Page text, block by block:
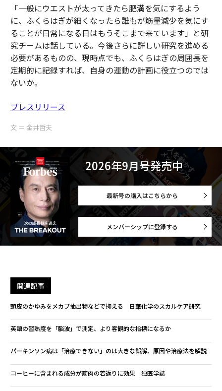
「一般にウエストが太ってきたら肥満を気にするよう
に、ふくらはぎが細くなったら誰もが筋量減少を気にす
ることが日常になる日はもうそこまで来ています」と研
究チームは話している。今後さらに詳しい研究を進める
必要があるものの、現時点でも、ふくらはぎの周囲長を
定期的に記録すれば、自身の運動の計画に役立つのでは
ないか。
プレスリリース
文 ＝ 金井哲夫
2026年9月号発売中
最新号の購入はこちらから
メンバーシップに登録する
関連記事
頭皮のかゆみをメカブ抽出物などで抑える 日華化学のスカルケア研究
英語の習熟度を「脳波」で測定、より客観的な指標になるか
パーキンソン病は「治療できない」のは大きな誤解、原因や治療法を解説
コーヒーに含まれる成分が筋肉の若返りに効果 独医学誌